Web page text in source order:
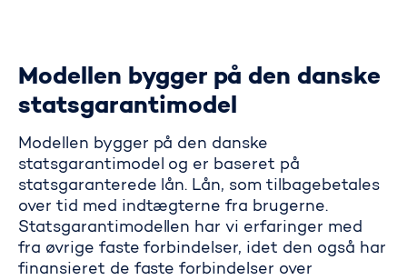
Modellen bygger på den danske
statsgarantimodel
Modellen bygger på den danske
statsgarantimodel og er baseret på
statsgaranterede lån. Lån, som tilbagebetales
over tid med indtægterne fra brugerne.
Statsgarantimodellen har vi erfaringer med
fra øvrige faste forbindelser, idet den også har
finansieret de faste forbindelser over